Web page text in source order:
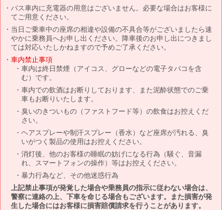
バス車内に充電器の用意はございません。必要な場合はお客様に
てご用意ください。
当日ご乗車中の座席の相違や設備の不具合等がございましたら速
やかに乗務員へお申し出ください。降車後のお申し出につきまし
ては対応いたしかねますので予めご了承ください。
車内禁止事項
車内は終日禁煙（アイコス、グローなどの電子タバコを含
む）です。
車内での飲酒はお断りしております、また泥酔状態でのご乗
車もお断りいたします。
臭いのきついもの（ファストフード等）の飲食はお控えくだ
さい。
ヘアスプレーや制汗スプレー（香水）など座席が汚れる、臭
いがつく製品の使用はお控えください。
消灯後、他のお客様の睡眠の妨げになる行為（騒ぐ、音漏
れ、スマートフォンの操作）等はお控えください。
暴力行為など、その他迷惑行為
上記禁止事項が発覚した場合や乗務員の指示に従わない場合は、
警察に連絡の上、下車を命じる場合もございます。また損害が発
生した場合にはお客様に損害賠償請求を行うことがあります。